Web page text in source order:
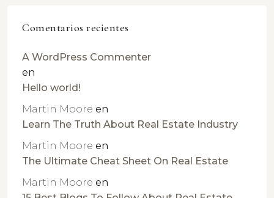
Comentarios recientes
A WordPress Commenter
en
Hello world!
Martin Moore en
Learn The Truth About Real Estate Industry
Martin Moore en
The Ultimate Cheat Sheet On Real Estate
Martin Moore en